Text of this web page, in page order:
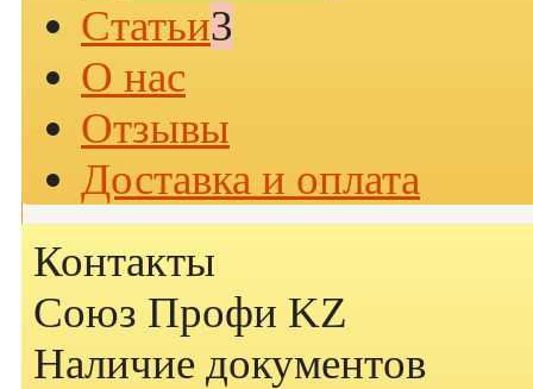
Статьи3
О нас
Отзывы
Доставка и оплата
Контакты
Союз Профи KZ
Наличие документов